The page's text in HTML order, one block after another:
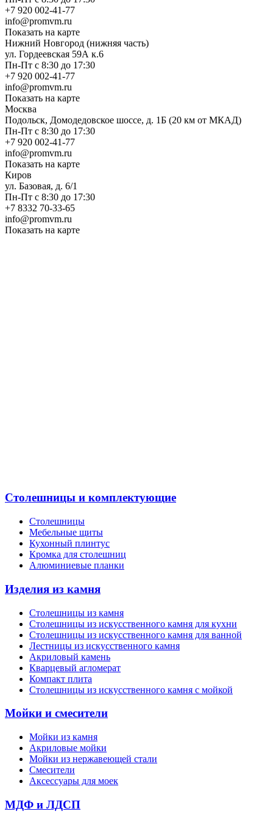
+7 920 002-41-77
info@promvm.ru
Показать на карте
Нижний Новгород (нижняя часть)
ул. Гордеевская 59А к.6
Пн-Пт с 8:30 до 17:30
+7 920 002-41-77
info@promvm.ru
Показать на карте
Москва
Подольск, Домодедовское шоссе, д. 1Б (20 км от МКАД)
Пн-Пт с 8:30 до 17:30
+7 920 002-41-77
info@promvm.ru
Показать на карте
Киров
ул. Базовая, д. 6/1
Пн-Пт с 8:30 до 17:30
+7 8332 70-33-65
info@promvm.ru
Показать на карте
Столешницы и комплектующие
Столешницы
Мебельные щиты
Кухонный плинтус
Кромка для столешниц
Алюминиевые планки
Изделия из камня
Столешницы из камня
Cтолешницы из искусственного камня для кухни
Cтолешницы из искусственного камня для ванной
Лестницы из искусственного камня
Акриловый камень
Кварцевый агломерат
Компакт плита
Столешницы из искусственного камня с мойкой
Мойки и смесители
Мойки из камня
Акриловые мойки
Мойки из нержавеющей стали
Смесители
Аксессуары для моек
МДФ и ЛДСП